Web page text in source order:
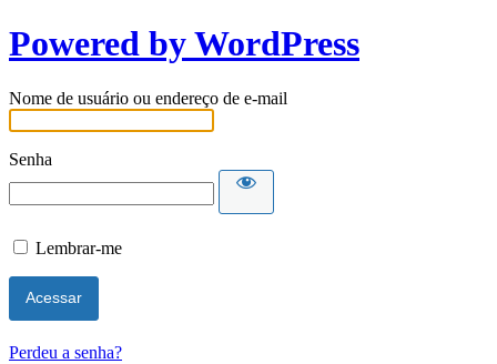
Powered by WordPress
Nome de usuário ou endereço de e-mail
Senha
Lembrar-me
Perdeu a senha?